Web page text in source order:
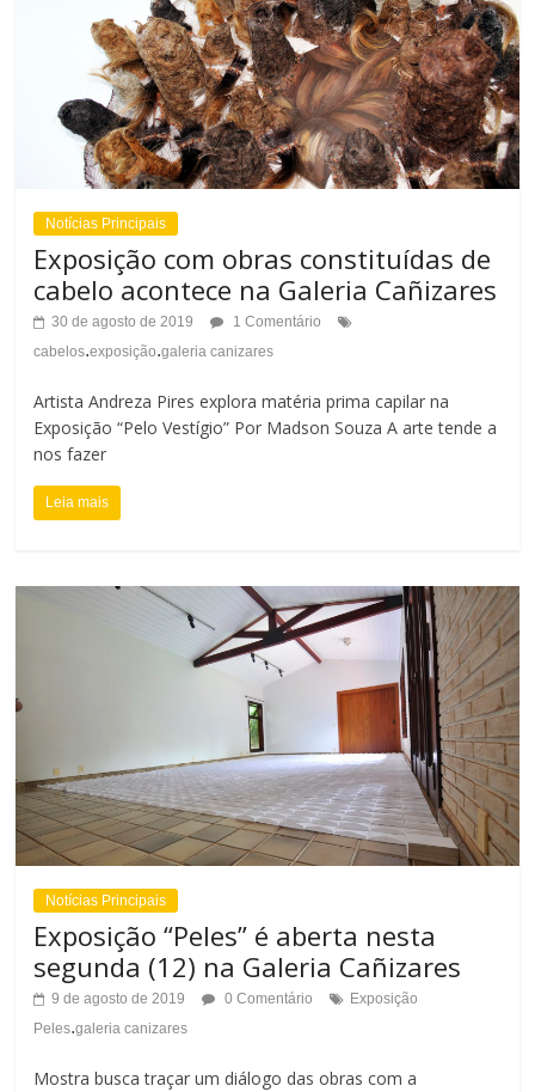
Notícias Principais
Exposição com obras constituídas de
cabelo acontece na Galeria Cañizares
30 de agosto de 2019
1 Comentário
cabelos.exposição.galeria canizares
Artista Andreza Pires explora matéria prima capilar na
Exposição “Pelo Vestígio” Por Madson Souza A arte tende a
nos fazer
Leia mais
Notícias Principais
Exposição “Peles” é aberta nesta
segunda (12) na Galeria Cañizares
9 de agosto de 2019 0 Comentário
Exposição
Peles.galeria canizares
Mostra busca traçar um diálogo das obras com a